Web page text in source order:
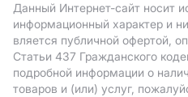
Данный Интернет-сайт носит
информационный характер и
вляется публичной офертой,
Статьи 437 Гражданского
подробной информации о
товаров и (или) услуг,